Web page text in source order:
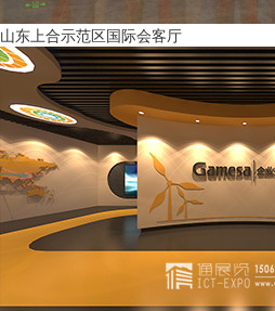
山东上合示范区国际会客厅